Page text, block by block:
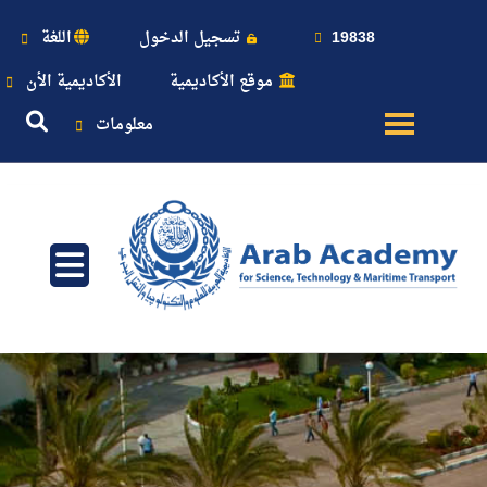
19838 تسجيل الدخول
اللغة
موقع الأكاديمية
الأكاديمية الأن
معلومات
عن
الأكاديمية
البحري
القبول